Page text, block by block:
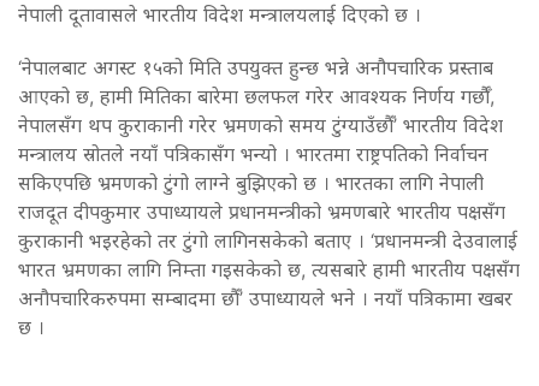
नेपाली दूतावासले भारतीय विदेश मन्त्रालयलाई दिएको छ ।
‘नेपालबाट अगस्ट १५को मिति उपयुक्त हुन्छ भन्ने अनौपचारिक प्रस्ताब
आएको छ, हामी मितिका बारेमा छलफल गरेर आवश्यक निर्णय गर्छौँ,
नेपालसँग थप कुराकानी गरेर भ्रमणको समय टुंग्याउँछौँ’ भारतीय विदेश
मन्त्रालय स्रोतले नयाँ पत्रिकासँग भन्यो । भारतमा राष्ट्रपतिको निर्वाचन
सकिएपछि भ्रमणको टुंगो लाग्ने बुझिएको छ । भारतका लागि नेपाली
राजदूत दीपकुमार उपाध्यायले प्रधानमन्त्रीको भ्रमणबारे भारतीय पक्षसँग
कुराकानी भइरहेको तर टुंगो लागिनसकेको बताए । ‘प्रधानमन्त्री देउवालाई
भारत भ्रमणका लागि निम्ता गइसकेको छ, त्यसबारे हामी भारतीय पक्षसँग
अनौपचारिकरुपमा सम्बादमा छौँ’ उपाध्यायले भने । नयाँ पत्रिकामा खबर
छ ।